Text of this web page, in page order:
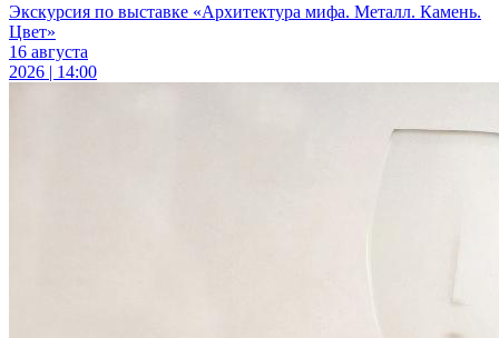
Экскурсия по выставке «Архитектура мифа. Металл. Камень.
Цвет»
16 августа
2026 | 14:00